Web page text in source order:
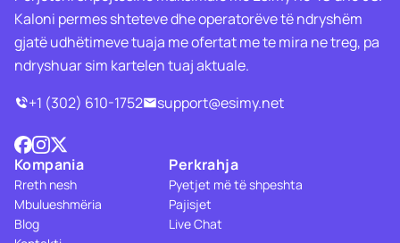
Kaloni permes shteteve dhe operatorëve të ndryshëm
gjatë udhëtimeve tuaja me ofertat me te mira ne treg, pa
ndryshuar sim kartelen tuaj aktuale.
+1 (302) 610-1752
support@esimy.net
Kompania
Rreth nesh
Mbulueshmëria
Blog
Perkrahja
Pyetjet më të shpeshta
Pajisjet
Live Chat